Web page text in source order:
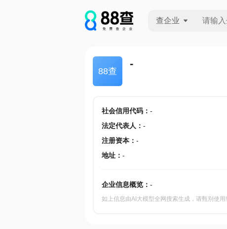
查企业
88查
-
社会信用代码： -
法定代表人 ： -
注册资本： -
地址： -
企业信息概览： -
如上信息由AI大模型全网搜索生成，请甄别使用!